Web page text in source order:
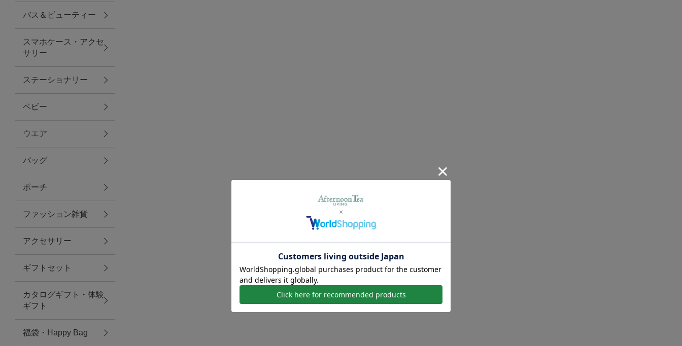
ダイニング
キッチン
ファブリック
グリーン
バス＆ビューティー
バス＆ビューティー
タオル
ウエア＆バッグ
ウエア
レイングッズ
バス＆ビューティー
スマホケース・アクセ
サリー
ステーショナリー
ベビー
ウエア
バッグ
ポーチ
ファッション雑貨
アクセサリー
ギフトセット
カタログギフト・体験
ギフト
福袋・Happy Bag